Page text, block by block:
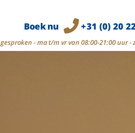
Boek nu +31 (0) 20
- ma t/m vr van 08:00-21:00 uur -